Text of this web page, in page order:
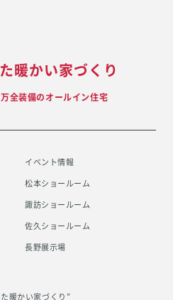
暖かい家づくり
全装備のオールイン住宅
イベント情報
松本ショールーム
諏訪ショールーム
佐久ショールーム
長野展示場
暖かい家づくり”